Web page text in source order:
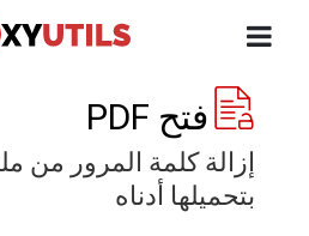
فتح PDF
بتحميلها أدناه